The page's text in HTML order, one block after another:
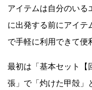
アイテムは自分のいる
に出発する前にアイテ
で手軽に利用できて便
最初は「基本セット【
張」で「灼けた甲殻」